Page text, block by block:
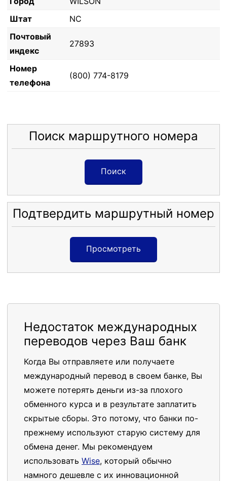
Штат
NC
Почтовый
индекс
27893
Номер
телефона
(800) 774-8179
Поиск маршрутного номера
Поиск
Подтвердить маршрутный номер
Просмотреть
Недостаток международных
переводов через Ваш банк
Когда Вы отправляете или получаете
международный перевод в своем банке, Вы
можете потерять деньги из-за плохого
обменного курса и в результате заплатить
скрытые сборы. Это потому, что банки по-
прежнему используют старую систему для
обмена денег. Мы рекомендуем
использовать Wise, который обычно
намного дешевле с их инновационной